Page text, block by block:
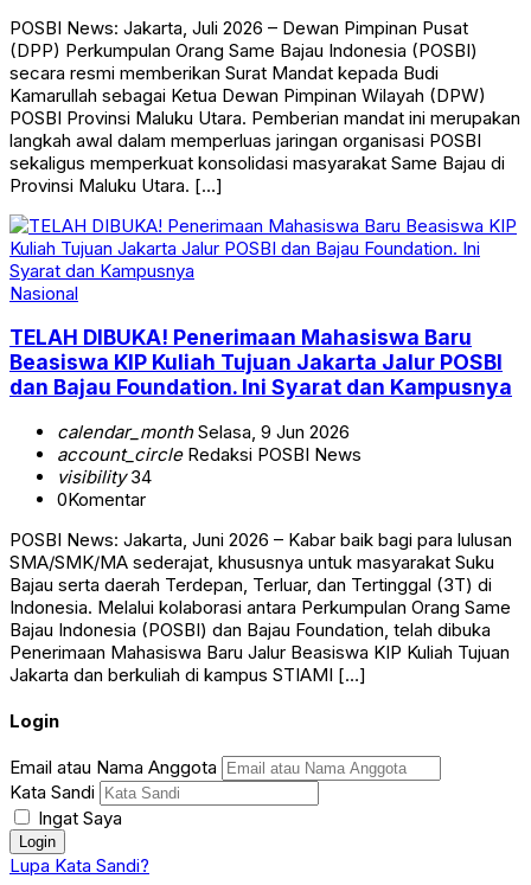
POSBI News: Jakarta, Juli 2026 – Dewan Pimpinan Pusat
(DPP) Perkumpulan Orang Same Bajau Indonesia (POSBI)
secara resmi memberikan Surat Mandat kepada Budi
Kamarullah sebagai Ketua Dewan Pimpinan Wilayah (DPW)
POSBI Provinsi Maluku Utara. Pemberian mandat ini merupakan
langkah awal dalam memperluas jaringan organisasi POSBI
sekaligus memperkuat konsolidasi masyarakat Same Bajau di
Provinsi Maluku Utara. […]
Nasional
TELAH DIBUKA! Penerimaan Mahasiswa Baru
Beasiswa KIP Kuliah Tujuan Jakarta Jalur POSBI
dan Bajau Foundation. Ini Syarat dan Kampusnya
calendar_monthSelasa, 9 Jun 2026
account_circleRedaksi POSBI News
visibility34
0Komentar
POSBI News: Jakarta, Juni 2026 – Kabar baik bagi para lulusan
SMA/SMK/MA sederajat, khususnya untuk masyarakat Suku
Bajau serta daerah Terdepan, Terluar, dan Tertinggal (3T) di
Indonesia. Melalui kolaborasi antara Perkumpulan Orang Same
Bajau Indonesia (POSBI) dan Bajau Foundation, telah dibuka
Penerimaan Mahasiswa Baru Jalur Beasiswa KIP Kuliah Tujuan
Jakarta dan berkuliah di kampus STIAMI […]
Login
Email atau Nama Anggota
Kata Sandi
Ingat Saya
Lupa Kata Sandi?